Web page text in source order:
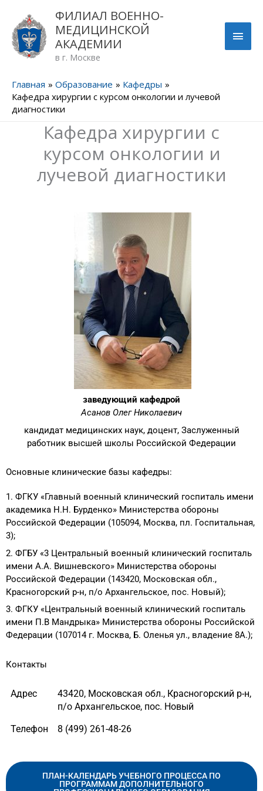
содержимому
ФИЛИАЛ ВОЕННО-
МЕДИЦИНСКОЙ
АКАДЕМИИ
в г. Москве
Главная Образование
Кафедры
Кафедра хирургии с курсом онкологии и лучевой
диагностики
Кафедра хирургии с
курсом онкологии и
лучевой диагностики
заведующий кафедрой
Асанов Олег Николаевич
кандидат медицинских наук, доцент, Заслуженный
работник высшей школы Российской Федерации
Основные клинические базы кафедры:
1. ФГКУ «Главный военный клинический госпиталь имени
академика Н.Н. Бурденко» Министерства обороны
Российской Федерации (105094, Москва, пл. Госпитальная,
3);
2. ФГБУ «3 Центральный военный клинический госпиталь
имени А.А. Вишневского» Министерства обороны
Российской Федерации (143420, Московская обл.,
Красногорский р-н, п/о Архангельское, пос. Новый);
3. ФГКУ «Центральный военный клинический госпиталь
имени П.В Мандрыка» Министерства обороны Российской
Федерации (107014 г. Москва, Б. Оленья ул., владение 8А.);
Контакты
Адрес
43420, Московская обл., Красногорский р-н,
п/о Архангельское, пос. Новый
Телефон
8 (499) 261-48-26
ПЛАН-КАЛЕНДАРЬ УЧЕБНОГО ПРОЦЕССА ПО
ПРОГРАММАМ ДОПОЛНИТЕЛЬНОГО